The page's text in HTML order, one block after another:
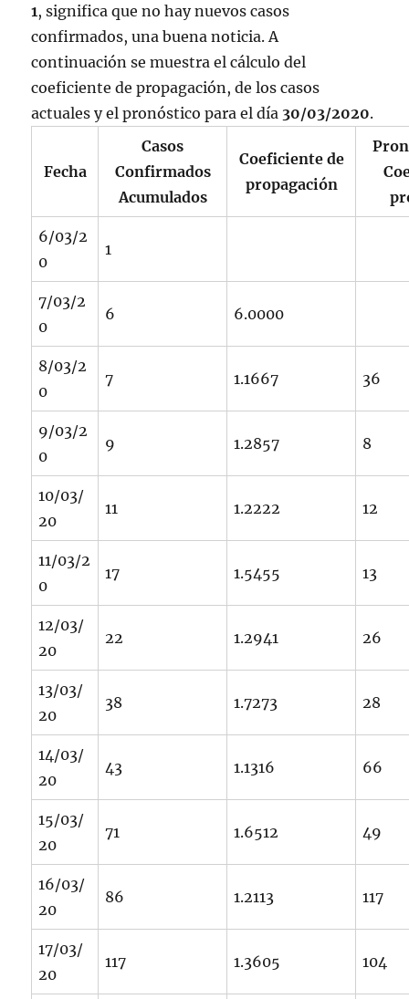
1, significa que no hay nuevos casos
confirmados, una buena noticia. A
continuación se muestra el cálculo del
coeficiente de propagación, de los casos
actuales y el pronóstico para el día 30/03/2020.
Fecha
Casos
Confirmados
Acumulados
Coeficiente de
propagación
6/03/2
0
1
7/03/2
0
6 6.0000
8/03/2
0
7 1.1667 36
9/03/2
0
9 1.2857 8
10/03/
20
11 1.2222 12
11/03/2
0
17 1.5455 13
12/03/
20
22 1.2941 26
13/03/
20
38 1.7273 28
14/03/
20
43 1.1316 66
15/03/
20
71 1.6512 49
16/03/
20
86 1.2113 117
17/03/
20
117 1.3605 104